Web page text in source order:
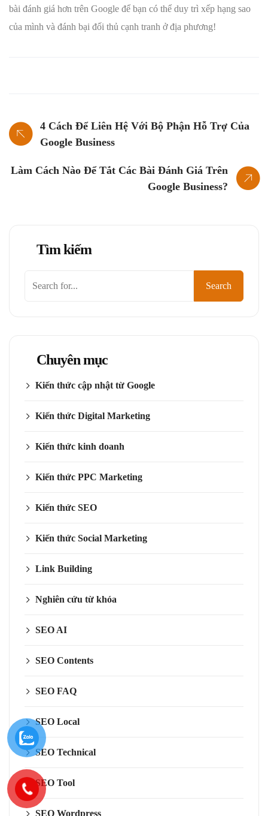
bài đánh giá hơn trên Google để bạn có thể duy trì xếp hạng sao
của mình và đánh bại đối thủ cạnh tranh ở địa phương!
4 Cách Để Liên Hệ Với Bộ Phận Hỗ Trợ Của
Google Business
Làm Cách Nào Để Tắt Các Bài Đánh Giá Trên
Google Business?
Tìm kiếm
Search
Chuyên mục
Kiến thức cập nhật từ Google
Kiến thức Digital Marketing
Kiến thức kinh doanh
Kiến thức PPC Marketing
Kiến thức SEO
Kiến thức Social Marketing
Link Building
Nghiên cứu từ khóa
SEO AI
SEO Contents
SEO FAQ
SEO Local
SEO Technical
SEO Tool
SEO Wordpress